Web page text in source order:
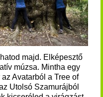
majd. Elképesztő
múzsa. Mintha egy
Avatarból a Tree of
Utolsó Szamurájból